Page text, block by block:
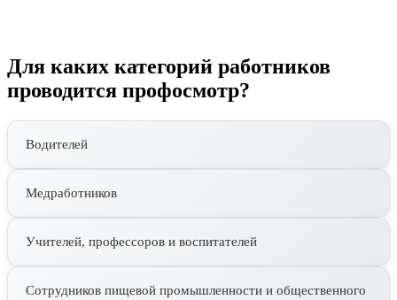
Для каких категорий работников
проводится профосмотр?
Водителей
Медработников
Учителей, профессоров и воспитателей
Сотрудников пищевой промышленности и общественного